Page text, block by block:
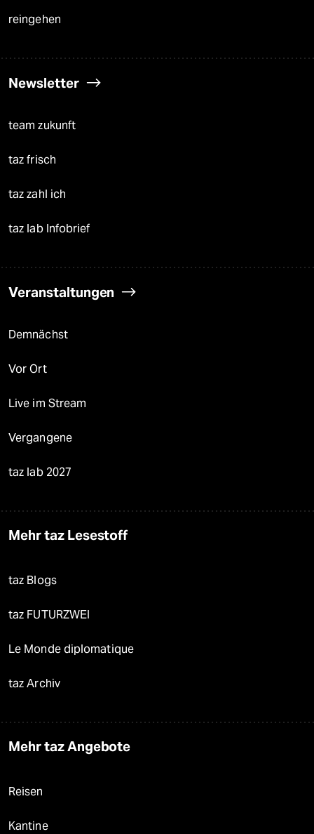
reingehen
Newsletter
team zukunft
taz frisch
taz zahl ich
taz lab Infobrief
Veranstaltungen
Demnächst
Vor Ort
Live im Stream
Vergangene
taz lab 2027
Mehr taz Lesestoff
taz Blogs
taz FUTURZWEI
Le Monde diplomatique
taz Archiv
Mehr taz Angebote
Reisen
Kantine